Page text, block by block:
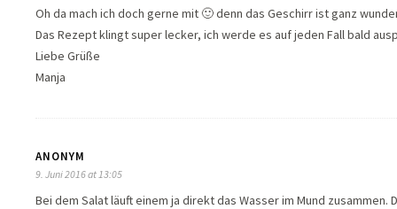
Oh da mach ich doch gerne mit 🙂 denn das Geschirr ist ganz
Das Rezept klingt super lecker, ich werde es auf jeden Fall bald
Liebe Grüße
Manja
ANONYM
9. Juni 2016 at 13:05
Bei dem Salat läuft einem ja direkt das Wasser im Mund